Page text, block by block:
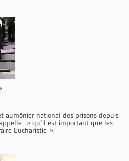
aumônier national des prisons depuis
» qu’il est important que les
Eucharistie ».